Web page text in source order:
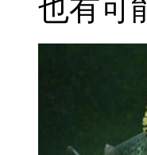
也有可